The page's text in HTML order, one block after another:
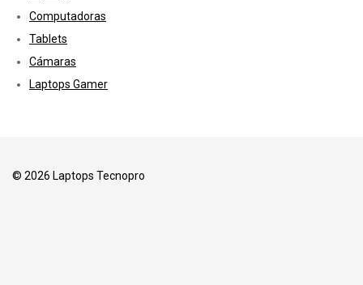
Computadoras
Tablets
Cámaras
Laptops Gamer
© 2026 Laptops Tecnopro